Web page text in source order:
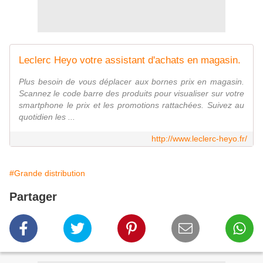
Leclerc Heyo votre assistant d'achats en magasin.
Plus besoin de vous déplacer aux bornes prix en magasin.
Scannez le code barre des produits pour visualiser sur votre
smartphone le prix et les promotions rattachées. Suivez au
quotidien les ...
http://www.leclerc-heyo.fr/
#Grande distribution
Partager